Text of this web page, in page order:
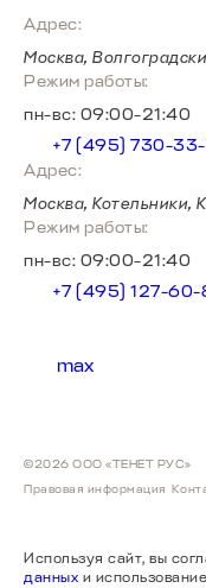
Адрес:
Москва,
Режим работы:
пн-вс: 09:00-21:40
+7 (495) 730-
Адрес:
Москва, Котельники,
Режим работы:
пн-вс: 09:00-21:40
+7 (495) 127-
max
©2026 ООО «ТЕНЕТ РУС»
Правовая информация
Используя сайт, вы
данных и